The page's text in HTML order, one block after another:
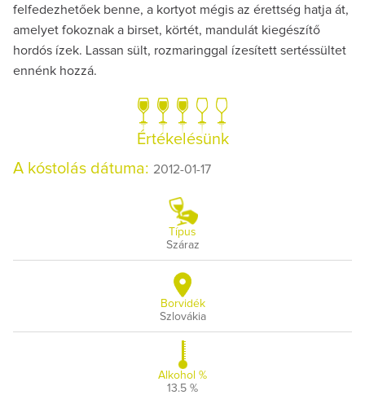
felfedezhetőek benne, a kortyot mégis az érettség hatja át,
amelyet fokoznak a birset, körtét, mandulát kiegészítő
hordós ízek. Lassan sült, rozmaringgal ízesített sertéssültet
ennénk hozzá.
Értékelésünk
A kóstolás dátuma: 2012-01-17
Típus
Száraz
Borvidék
Szlovákia
Alkohol %
13.5 %